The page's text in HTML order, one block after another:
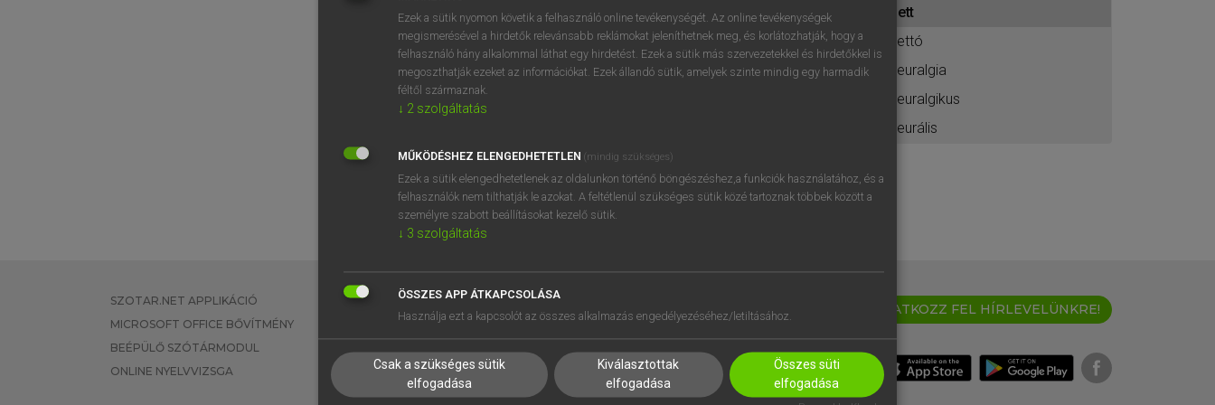
BELÉPÉS
próbaverziójának elindításához
regisztrálok ésbelépek.
REGISZTRÁCIÓ
nett
nettó
neuralgia
neuralgikus
neurális
SZOTAR.NET APPLIKÁCIÓ
MICROSOFT OFFICE BŐVÍTMÉNY
BEÉPÜLŐ SZÓTÁRMODUL
ONLINE NYELVVIZSGA
EGYÉNI FELHASZNÁLÓKNAK
TANULÓKNAK
VÁLLALATI MEGOLDÁSOK
SÚGÓ
RÓLUNK
SÜTI BEÁLLÍTÁSOK
IRATKOZZ FEL HÍRLEVELÜNKRE!
Ezek a sütik nyomon követik a felhasználó online tevékenységét. Az online tevékenységek
megismerésével a hirdetők relevánsabb reklámokat jeleníthetnek meg, és korlátozhatják, hogy a
felhasználó hány alkalommal láthat egy hirdetést. Ezek a sütik más szervezetekkel és hirdetőkkel is
megoszthatják ezeket az információkat. Ezek állandó sütik, amelyek szinte mindig egy harmadik
féltől származnak.
↓ 2 szolgáltatás
MŰKÖDÉSHEZ ELENGEDHETETLEN (mindig szükséges)
Ezek a sütik elengedhetetlenek az oldalunkon történő böngészéshez,a funkciók használatához, és a
felhasználók nem tilthatják le azokat. A feltétlenül szükséges sütik közé tartoznak többek között a
személyre szabott beállításokat kezelő sütik.
↓ 3 szolgáltatás
ÖSSZES APP ÁTKAPCSOLÁSA
Használja ezt a kapcsolót az összes alkalmazás engedélyezéséhez/letiltásához.
Csak a szükséges sütik
elfogadása
Kiválasztottak
elfogadása
Összes süti
elfogadása